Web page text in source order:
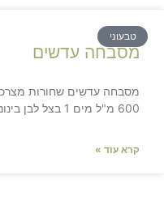
טבעוני
מסבחה עדשים
600 מ"ל מים 1 בצל לבן בינוני קצוץ 1 בצל סגול
קרא עוד »